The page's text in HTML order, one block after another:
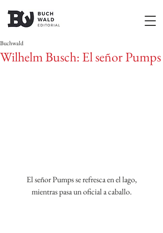
Wilhelm Busch: El señor Pumps
Buchwald
El señor Pumps se refresca en el lago,
mientras pasa un oficial a caballo.